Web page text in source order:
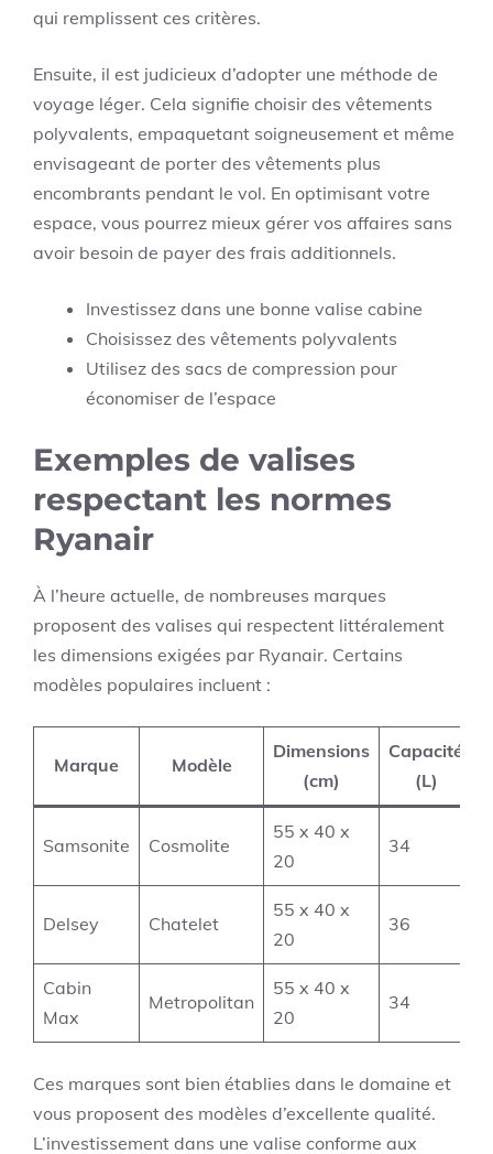
qui remplissent ces critères.
Ensuite, il est judicieux d’adopter une méthode de
voyage léger. Cela signifie choisir des vêtements
polyvalents, empaquetant soigneusement et même
envisageant de porter des vêtements plus
encombrants pendant le vol. En optimisant votre
espace, vous pourrez mieux gérer vos affaires sans
avoir besoin de payer des frais additionnels.
Investissez dans une bonne valise cabine
Choisissez des vêtements polyvalents
Utilisez des sacs de compression pour
économiser de l’espace
Exemples de valises
respectant les normes
Ryanair
À l’heure actuelle, de nombreuses marques
proposent des valises qui respectent littéralement
les dimensions exigées par Ryanair. Certains
modèles populaires incluent :
Marque Modèle
Dimensions
(cm)
Capacité
(L)
Samsonite Cosmolite
55 x 40 x
20
34
Delsey Chatelet
55 x 40 x
20
36
Cabin
Max
Metropolitan
55 x 40 x
20
34
Ces marques sont bien établies dans le domaine et
vous proposent des modèles d’excellente qualité.
L’investissement dans une valise conforme aux